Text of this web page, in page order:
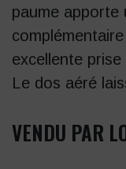
paume apporte
complémentaire
excellente
Le dos aéré
VENDU PAR